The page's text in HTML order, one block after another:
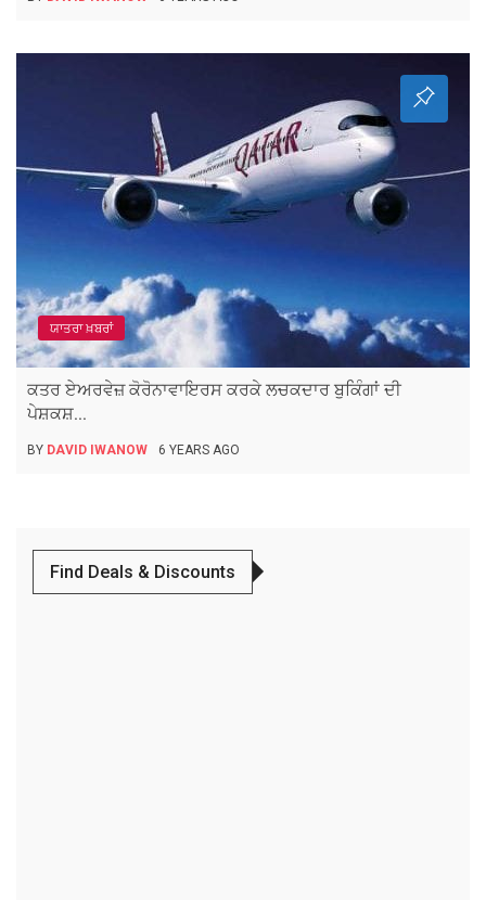
ਯਾਤਰਾ ਖ਼ਬਰਾਂ
ਕਤਰ ਏਅਰਵੇਜ਼ ਕੋਰੋਨਾਵਾਇਰਸ ਕਰਕੇ ਲਚਕਦਾਰ ਬੁਕਿੰਗਾਂ ਦੀ
ਪੇਸ਼ਕਸ਼...
BY DAVID IWANOW 6 YEARS AGO
Find Deals & Discounts